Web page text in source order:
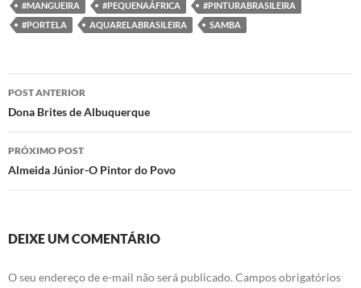
k
n
#MANGUEIRA #PEQUENAÁFRICA
#PINTURABRASILEIRA
#PORTELA
AQUARELABRASILEIRA SAMBA
Navegação
de
posts
POST ANTERIOR
Dona Brites de Albuquerque
PRÓXIMO POST
Almeida Júnior-O Pintor do Povo
DEIXE UM COMENTÁRIO
O seu endereço de e-mail não será publicado. Campos obrigatórios